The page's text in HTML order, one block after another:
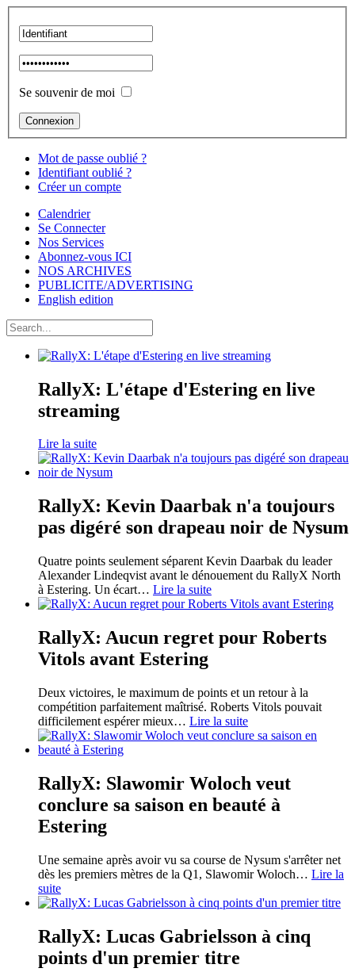
Se souvenir de moi
Mot de passe oublié ?
Identifiant oublié ?
Créer un compte
Calendrier
Se Connecter
Nos Services
Abonnez-vous ICI
NOS ARCHIVES
PUBLICITE/ADVERTISING
English edition
RallyX: L'étape d'Estering en live
streaming
Lire la suite
RallyX: Kevin Daarbak n'a toujours
pas digéré son drapeau noir de Nysum
Quatre points seulement séparent Kevin Daarbak du leader
Alexander Lindeqvist avant le dénouement du RallyX North
à Estering. Un écart… Lire la suite
RallyX: Aucun regret pour Roberts
Vitols avant Estering
Deux victoires, le maximum de points et un retour à la
compétition parfaitement maîtrisé. Roberts Vitols pouvait
difficilement espérer mieux… Lire la suite
RallyX: Slawomir Woloch veut
conclure sa saison en beauté à
Estering
Une semaine après avoir vu sa course de Nysum s'arrêter net
dès les premiers mètres de la Q1, Slawomir Woloch… Lire la
suite
RallyX: Lucas Gabrielsson à cinq
points d'un premier titre